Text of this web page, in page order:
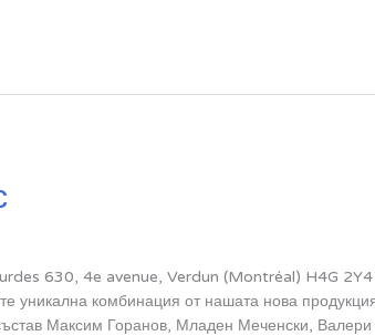
630, 4e avenue, Verdun (Montréal) H4G
комбинация от нашата нова
Максим Горанов, Младен Меченски,